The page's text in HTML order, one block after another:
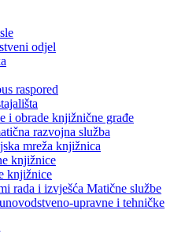
odjel
raspored
i obrade knjižnične građe
razvojna služba
mreža knjižnica
knjižnice
knjižnice
rada i izvješća Matične službe
upravne i tehničke